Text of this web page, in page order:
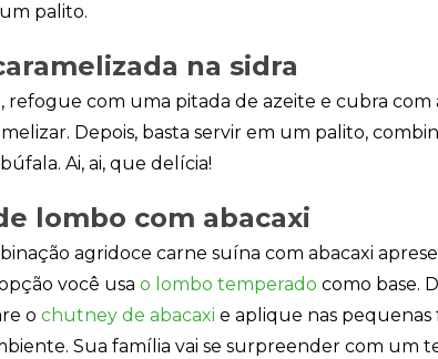
palito.
na sidra
, refogue com uma pitada de azeite e cubra com
Depois, basta servir em um palito,
Ai, ai, que delícia!
lombo com abacaxi
agridoce carne suína com abacaxi
você usa o lombo temperado como base.
o chutney de abacaxi e aplique nas pequenas
Sua família vai se surpreender com um
comportamento
ao visitar nosso
site, você
chance de ver